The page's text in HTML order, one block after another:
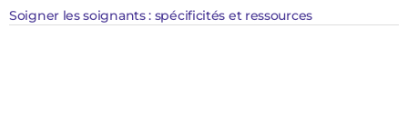
Soigner les soignants : spécificités et ressources​